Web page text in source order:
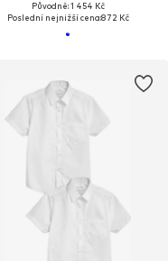
Původně: 1 454 Kč
Poslední nejnižší cena:872 Kč